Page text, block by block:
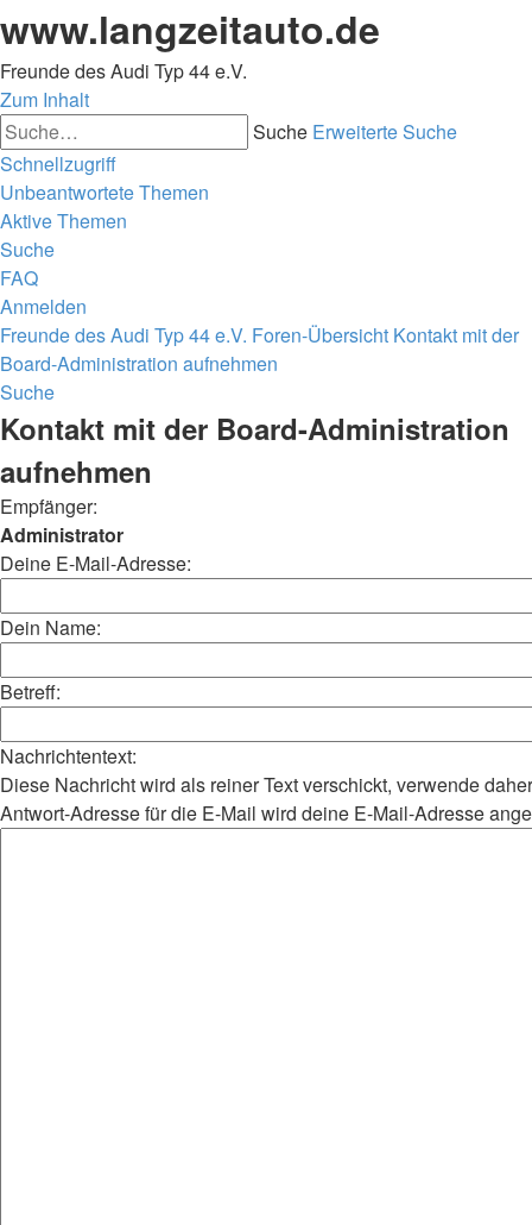
www.langzeitauto.de
Freunde des Audi Typ 44 e.V.
Zum Inhalt
Suche Erweiterte Suche
Schnellzugriff
Unbeantwortete Themen
Aktive Themen
Suche
FAQ
Anmelden
Freunde des Audi Typ 44 e.V. Foren-Übersicht Kontakt mit der
Board-Administration aufnehmen
Suche
Kontakt mit der Board-Administration
aufnehmen
Empfänger:
Administrator
Deine E-Mail-Adresse:
Dein Name:
Betreff:
Nachrichtentext:
Diese Nachricht wird als reiner Text verschickt, verwende
Antwort-Adresse für die E-Mail wird deine E-Mail-Adresse